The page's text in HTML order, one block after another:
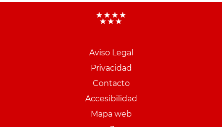
Aviso Legal
Privacidad
Contacto
Accesibilidad
Mapa web